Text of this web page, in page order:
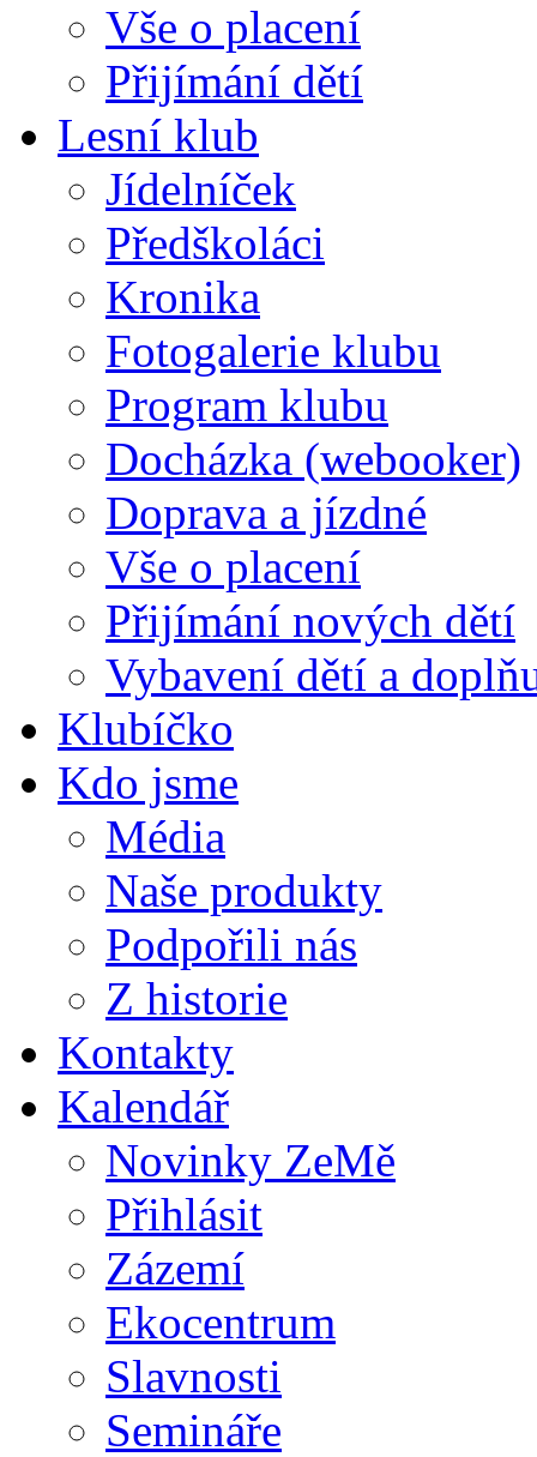
Vše o placení
Přijímání dětí
Lesní klub
Jídelníček
Předškoláci
Kronika
Fotogalerie klubu
Program klubu
Docházka (webooker)
Doprava a jízdné
Vše o placení
Přijímání nových dětí
Vybavení dětí a
Klubíčko
Kdo jsme
Média
Naše produkty
Podpořili nás
Z historie
Kontakty
Kalendář
Novinky ZeMě
Přihlásit
Zázemí
Ekocentrum
Slavnosti
Semináře